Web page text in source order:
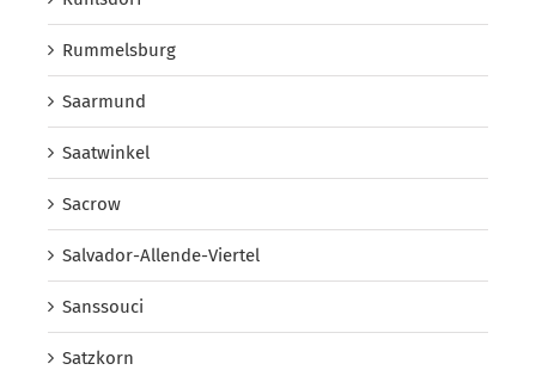
Rummelsburg
Saarmund
Saatwinkel
Sacrow
Salvador-Allende-Viertel
Sanssouci
Satzkorn